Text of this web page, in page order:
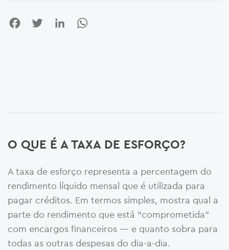
FacebookTwitter LinkedIn
O QUE É A TAXA DE ESFORÇO?
A taxa de esforço representa a percentagem do
rendimento líquido mensal que é utilizada para
pagar créditos. Em termos simples, mostra qual a
parte do rendimento que está “comprometida”
com encargos financeiros — e quanto sobra para
todas as outras despesas do dia-a-dia.